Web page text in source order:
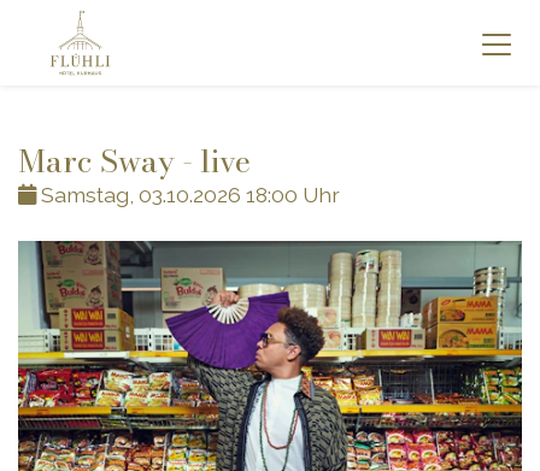
Marc Sway - live
Samstag, 03.10.2026 18:00 Uhr